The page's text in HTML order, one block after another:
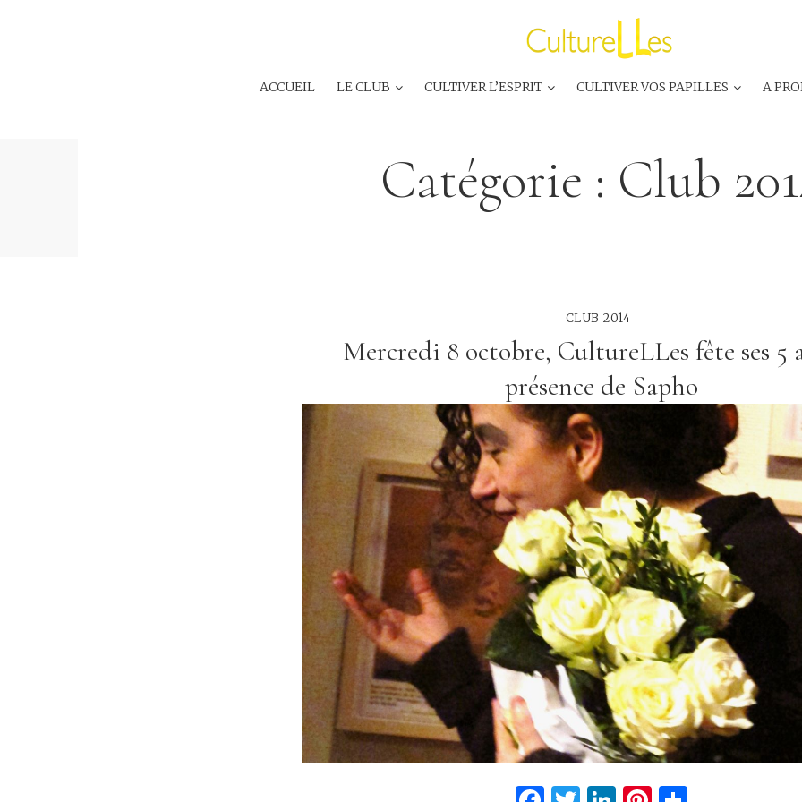
ACCUEIL LE CLUB CULTIVER L’ESPRIT CULTIVER VOS PAPILLES A
Catégorie : Club
CLUB 2014
Mercredi 8 octobre, CultureLLes fête ses 5
présence de Sapho